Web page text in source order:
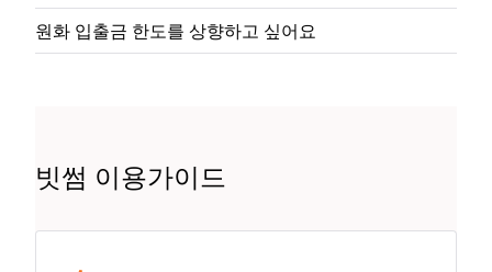
빗썸 이용가이드
원화 입출금 한도를 상향하고 싶어요